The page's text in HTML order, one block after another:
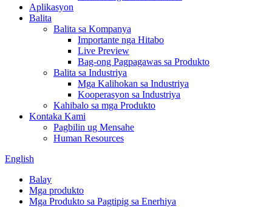
Aplikasyon
Balita
Balita sa Kompanya
Importante nga Hitabo
Live Preview
Bag-ong Pagpagawas sa Produkto
Balita sa Industriya
Mga Kalihokan sa Industriya
Kooperasyon sa Industriya
Kahibalo sa mga Produkto
Kontaka Kami
Pagbilin ug Mensahe
Human Resources
English
Balay
Mga produkto
Mga Produkto sa Pagtipig sa Enerhiya